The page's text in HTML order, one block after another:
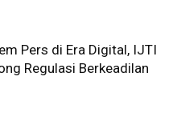
Pers di Era Digital, IJTI
Regulasi Berkeadilan